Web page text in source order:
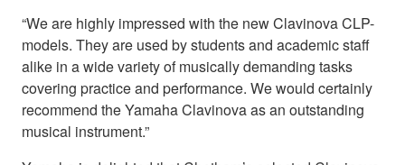
“We are highly impressed with the new Clavinova CLP-
models. They are used by students and academic staff
alike in a wide variety of musically demanding tasks
covering practice and performance. We would certainly
recommend the Yamaha Clavinova as an outstanding
musical instrument.”